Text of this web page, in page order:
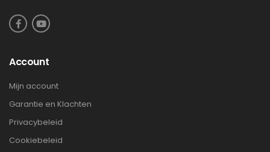
Account
Mijn account
Garantie en Klachten
Privacybeleid
Cookiebeleid